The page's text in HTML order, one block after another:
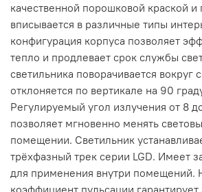
качественной порошковой краской и
вписывается в различные типы
конфигурация корпуса позволяет
тепло и продлевает срок службы
светильника поворачивается вокруг
отклоняется по вертикале на 90
Регулируемый угол излучения от 8
позволяет мгновенно менять
помещении. Светильник
трёхфазный трек серии LGD. Имеет
для применения внутри помещений.